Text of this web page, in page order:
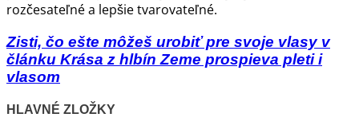
rozčesateľné a lepšie tvarovateľné.
Zisti, čo ešte môžeš urobiť pre svoje vlasy v
článku Krása z hlbín Zeme prospieva pleti i
vlasom
HLAVNÉ ZLOŽKY